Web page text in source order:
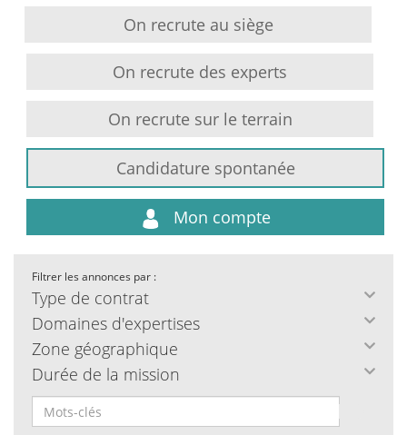
On recrute au siège
On recrute des experts
On recrute sur le terrain
Candidature spontanée
Mon compte
Filtrer les annonces par :
Type de contrat
Domaines d'expertises
Zone géographique
Durée de la mission